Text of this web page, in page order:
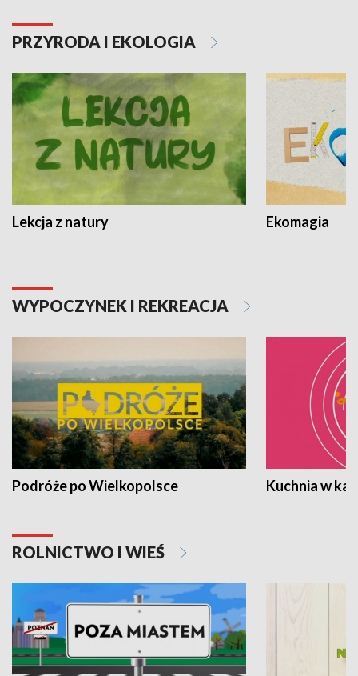
PRZYRODA I EKOLOGIA
Lekcja z natury Ekomagia
WYPOCZYNEK I REKREACJA
Podróże po Wielkopolsce Kuchnia w
ROLNICTWO I WIEŚ